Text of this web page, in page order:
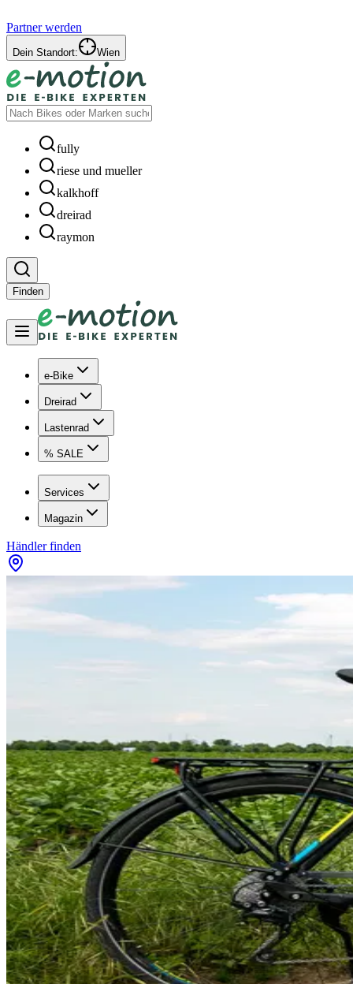
Partner werden
Dein Standort: Wien
fully
riese und mueller
kalkhoff
dreirad
raymon
Finden
e-Bike
Dreirad
Lastenrad
% SALE
Services
Magazin
Händler finden